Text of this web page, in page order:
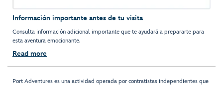
Información importante antes de tu visita
Consulta información adicional importante que te ayudará a prepararte para
esta aventura emocionante.
Read more
Port Adventures es una actividad operada por contratistas independientes que